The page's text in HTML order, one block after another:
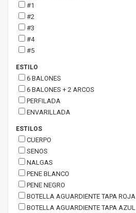
#1
#2
#3
#4
#5
ESTILO
6 BALONES
6 BALONES + 2 ARCOS
PERFILADA
ENVARILLADA
ESTILOS
CUERPO
SENOS
NALGAS
PENE BLANCO
PENE NEGRO
BOTELLA AGUARDIENTE TAPA ROJA
BOTELLA AGUARDIENTE TAPA AZUL